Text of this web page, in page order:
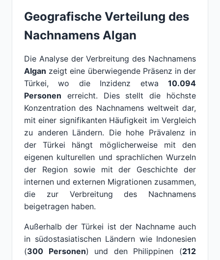
Geografische Verteilung des
Nachnamens Algan
Die Analyse der Verbreitung des Nachnamens
Algan zeigt eine überwiegende Präsenz in der
Türkei, wo die Inzidenz etwa 10.094
Personen erreicht. Dies stellt die höchste
Konzentration des Nachnamens weltweit dar,
mit einer signifikanten Häufigkeit im Vergleich
zu anderen Ländern. Die hohe Prävalenz in
der Türkei hängt möglicherweise mit den
eigenen kulturellen und sprachlichen Wurzeln
der Region sowie mit der Geschichte der
internen und externen Migrationen zusammen,
die zur Verbreitung des Nachnamens
beigetragen haben.
Außerhalb der Türkei ist der Nachname auch
in südostasiatischen Ländern wie Indonesien
(300 Personen) und den Philippinen (212